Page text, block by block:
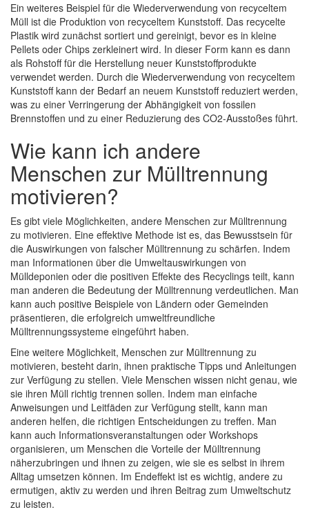
Ein weiteres Beispiel für die Wiederverwendung von recyceltem
Müll ist die Produktion von recyceltem Kunststoff. Das recycelte
Plastik wird zunächst sortiert und gereinigt, bevor es in kleine
Pellets oder Chips zerkleinert wird. In dieser Form kann es dann
als Rohstoff für die Herstellung neuer Kunststoffprodukte
verwendet werden. Durch die Wiederverwendung von recyceltem
Kunststoff kann der Bedarf an neuem Kunststoff reduziert werden,
was zu einer Verringerung der Abhängigkeit von fossilen
Brennstoffen und zu einer Reduzierung des CO2-Ausstoßes führt.
Wie kann ich andere
Menschen zur Mülltrennung
motivieren?
Es gibt viele Möglichkeiten, andere Menschen zur Mülltrennung
zu motivieren. Eine effektive Methode ist es, das Bewusstsein für
die Auswirkungen von falscher Mülltrennung zu schärfen. Indem
man Informationen über die Umweltauswirkungen von
Mülldeponien oder die positiven Effekte des Recyclings teilt, kann
man anderen die Bedeutung der Mülltrennung verdeutlichen. Man
kann auch positive Beispiele von Ländern oder Gemeinden
präsentieren, die erfolgreich umweltfreundliche
Mülltrennungssysteme eingeführt haben.
Eine weitere Möglichkeit, Menschen zur Mülltrennung zu
motivieren, besteht darin, ihnen praktische Tipps und Anleitungen
zur Verfügung zu stellen. Viele Menschen wissen nicht genau, wie
sie ihren Müll richtig trennen sollen. Indem man einfache
Anweisungen und Leitfäden zur Verfügung stellt, kann man
anderen helfen, die richtigen Entscheidungen zu treffen. Man
kann auch Informationsveranstaltungen oder Workshops
organisieren, um Menschen die Vorteile der Mülltrennung
näherzubringen und ihnen zu zeigen, wie sie es selbst in ihrem
Alltag umsetzen können. Im Endeffekt ist es wichtig, andere zu
ermutigen, aktiv zu werden und ihren Beitrag zum Umweltschutz
zu leisten.